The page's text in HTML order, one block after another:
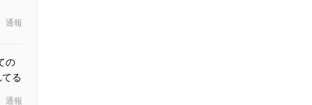
通報
の
る
通報